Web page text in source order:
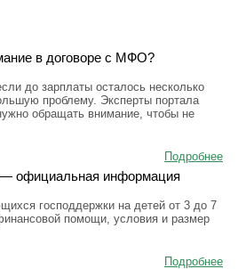
в договоре с МФО?
до зарплаты осталось несколько
проблему. Эксперты портала
обращать внимание, чтобы не
Подробнее
— официальная информация
господдержки на детей от 3 до 7
помощи, условия и размер
Подробнее